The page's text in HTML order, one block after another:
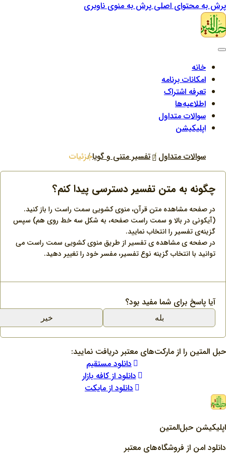
پرش به محتوای اصلیپرش به منوی ناوبری
خانه
امکانات برنامه
تعرفه اشتراک
اطلاعیه‌ها
سوالات متداول
اپلیکیشن
سوالات متداول تفسیر متنی و گویاجزئیات
چگونه به متن تفسیر دسترسی پیدا کنم؟
در صفحه مشاهده متن قرآن، منوی کشویی سمت راست را باز کنید.
(آیکونی در بالا و سمت راست صفحه، به شکل سه خط روی هم) سپس
گزینه‌ی تفسیر را انتخاب نمایید.
در صفحه ی مشاهده ی تفسیر از طریق منوی کشویی سمت راست می
توانید با انتخاب گزینه نوع تفسیر، مفسر خود را تغییر دهید.
آیا پاسخ برای شما مفید بود؟
بله خیر
حبل المتین را از مارکت‌های معتبر دریافت نمایید:
دانلود مستقیم
دانلود از کافه بازار
دانلود از مایکت
اپلیکیشن حبل‌المتین
دانلود امن از فروشگاه‌های معتبر